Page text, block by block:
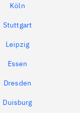
Köln
Stuttgart
Leipzig
Essen
Dresden
Duisburg